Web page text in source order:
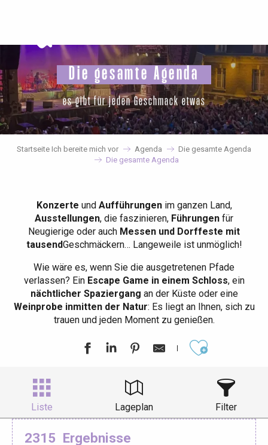
principal
Die gesamte Agenda
es gibt für jeden Geschmack etwas
Startseite Ich bereite mich vor Agenda
Die gesamte Agenda
Die gesamte Agenda
Konzerte und Aufführungenim ganzen Land,
Ausstellungen, die faszinieren, Führungen für
Neugierige oder auch Messen und Dorffeste mit
tausendGeschmäckern… Langeweile ist unmöglich!
Wie wäre es, wenn Sie die ausgetretenen Pfade
verlassen? EinEscape Game in einem Schloss, ein
nächtlicher Spaziergang an der Küste oder eine
Weinprobe inmitten der Natur: Es liegt an Ihnen, sich zu
trauen und jeden Moment zu genießen.
Liste Lageplan Filter
2315 Ergebnisse